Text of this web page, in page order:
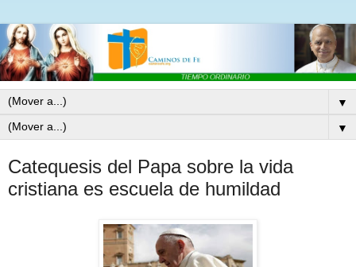
▼
▼
Catequesis del Papa sobre la vida
cristiana es escuela de humildad